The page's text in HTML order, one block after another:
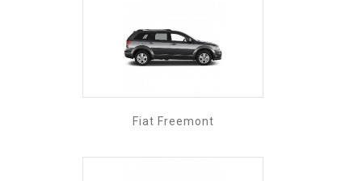
Fiat Freemont